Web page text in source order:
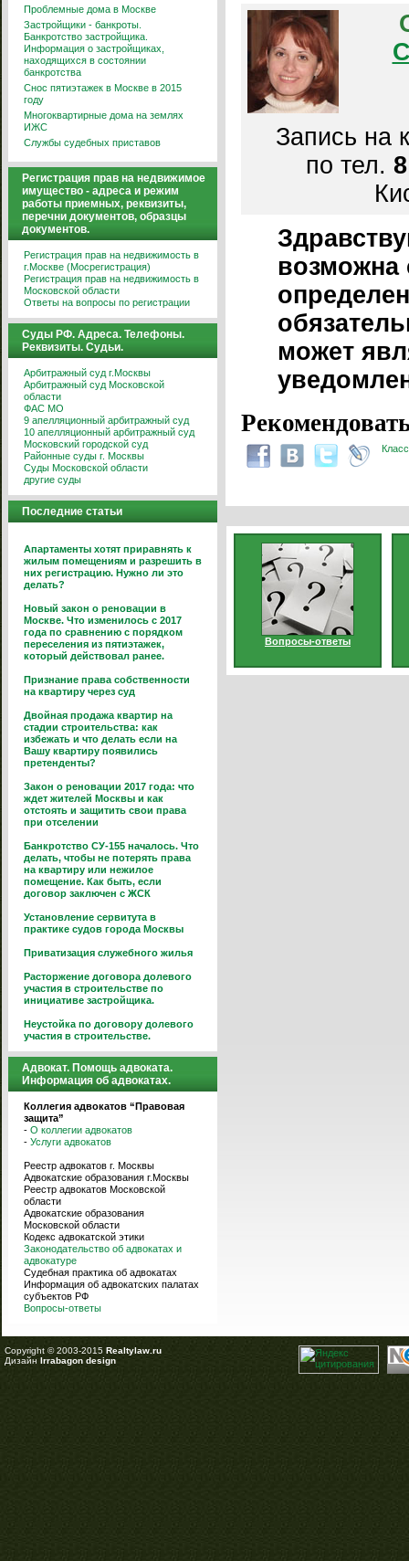
Проблемные дома в Москве
Застройщики - банкроты.
Банкротство застройщика.
Информация о застройщиках,
находящихся в состоянии
банкротства
Снос пятиэтажек в Москве в 2015
году
Многоквартирные дома на землях
ИЖС
Службы судебных приставов
Регистрация прав на недвижимое
имущество - адреса и режим
работы приемных, реквизиты,
перечни документов, образцы
документов.
Регистрация прав на недвижимость в
г.Москве (Мосрегистрация)
Регистрация прав на недвижимость в
Московской области
Ответы на вопросы по регистрации
Суды РФ. Адреса. Телефоны.
Реквизиты. Судьи.
Арбитражный суд г.Москвы
Арбитражный суд Московской
области
ФАС МО
9 апелляционный арбитражный суд
10 апелляционный арбитражный суд
Московский городской суд
Районные суды г. Москвы
Суды Московской области
другие суды
Последние статьи
Апартаменты хотят приравнять к
жилым помещениям и разрешить в
них регистрацию. Нужно ли это
делать?
Новый закон о реновации в
Москве. Что изменилось с 2017
года по сравнению с порядком
переселения из пятиэтажек,
который действовал ранее.
Признание права собственности
на квартиру через суд
Двойная продажа квартир на
стадии строительства: как
избежать и что делать если на
Вашу квартиру появились
претенденты?
Закон о реновации 2017 года: что
ждет жителей Москвы и как
отстоять и защитить свои права
при отселении
Банкротство СУ-155 началось. Что
делать, чтобы не потерять права
на квартиру или нежилое
помещение. Как быть, если
договор заключен с ЖСК
Установление сервитута в
практике судов города Москвы
Приватизация служебного жилья
Расторжение договора долевого
участия в строительстве по
инициативе застройщика.
Неустойка по договору долевого
участия в строительстве.
Адвокат. Помощь адвоката.
Информация об адвокатах.
Коллегия адвокатов “Правовая
защита”
- О коллегии адвокатов
- Услуги адвокатов
Реестр адвокатов г. Москвы
Адвокатские образования г.Москвы
Реестр адвокатов Московской
области
Адвокатские образования
Московской области
Кодекс адвокатской этики
Законодательство об адвокатах и
адвокатуре
Судебная практика об адвокатах
Информация об адвокатских палатах
субъектов РФ
Вопросы-ответы
Запись на
по тел.
возможна
может
Вопросы-ответы
Copyright © 2003-2015 Realtylaw.ru
Дизайн Irrabagon design